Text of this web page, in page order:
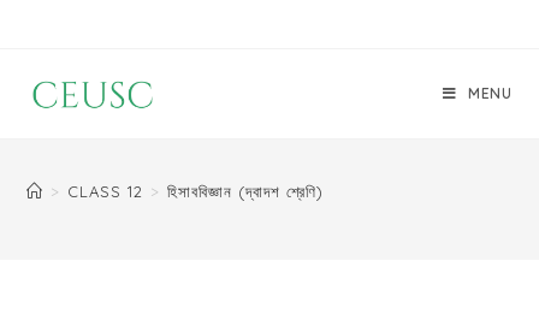
MENU
> CLASS 12 > হিসাববিজ্ঞান (দ্বাদশ শ্রেণি)